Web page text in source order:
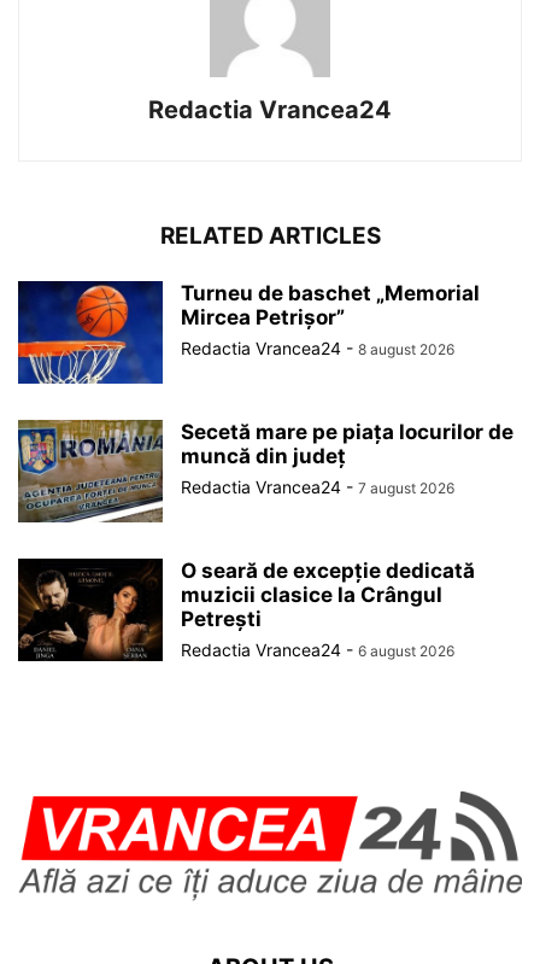
Redactia Vrancea24
RELATED ARTICLES
Turneu de baschet „Memorial
Mircea Petrișor”
Redactia Vrancea24 - 8 august 2026
Secetă mare pe piața locurilor de
muncă din județ
Redactia Vrancea24 - 7 august 2026
O seară de excepție dedicată
muzicii clasice la Crângul
Petrești
Redactia Vrancea24 - 6 august 2026